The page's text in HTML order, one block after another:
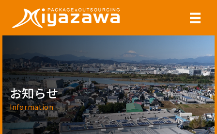
お知らせ
Information